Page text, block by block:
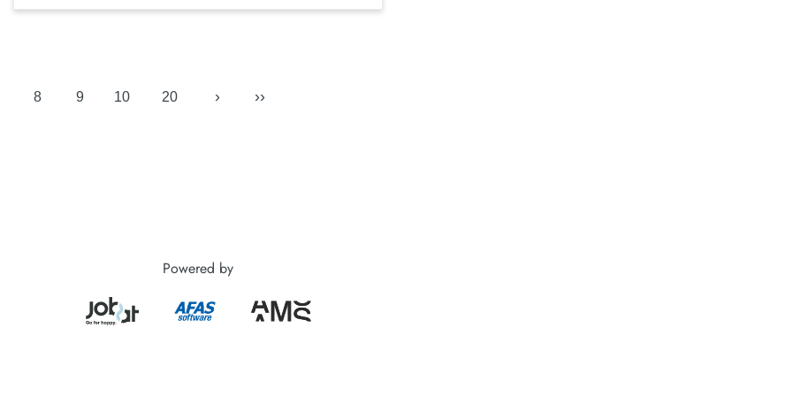
8 9 10 20 › ››
Powered by